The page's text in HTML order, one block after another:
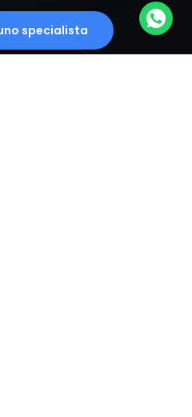
specialista